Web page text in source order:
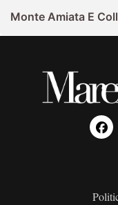
Monte Amiata E